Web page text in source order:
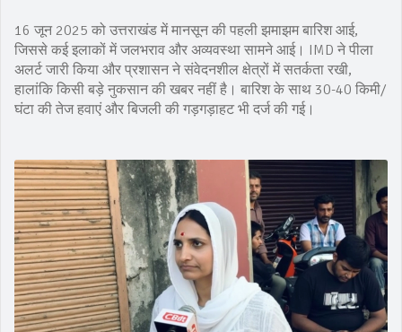
16 जून 2025 को उत्तराखंड में मानसून की पहली झमाझम बारिश आई,
जिससे कई इलाकों में जलभराव और अव्यवस्था सामने आई। IMD ने पीला
अलर्ट जारी किया और प्रशासन ने संवेदनशील क्षेत्रों में सतर्कता रखी,
हालांकि किसी बड़े नुकसान की खबर नहीं है। बारिश के साथ 30-40 किमी/
घंटा की तेज हवाएं और बिजली की गड़गड़ाहट भी दर्ज की गई।